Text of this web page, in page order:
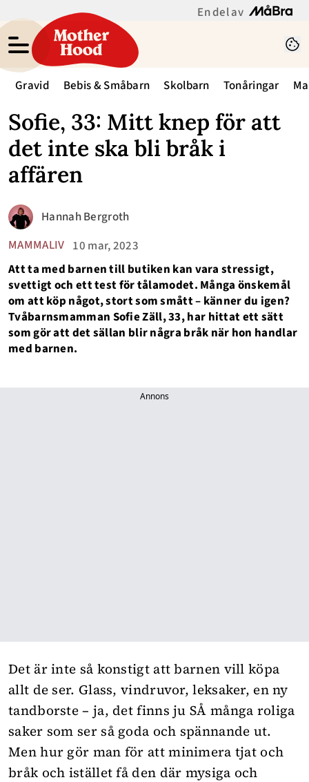
En del av
Gravid Bebis & Småbarn Skolbarn Tonåringar
Sofie, 33: Mitt knep för att
det inte ska bli bråk i
affären
MAMMALIV 10 mar, 2023
Hannah Bergroth
Att ta med barnen till butiken kan vara stressigt,
svettigt och ett test för tålamodet. Många önskemål
om att köp något, stort som smått – känner du igen?
Tvåbarnsmamman Sofie Zäll, 33, har hittat ett sätt
som gör att det sällan blir några bråk när hon handlar
med barnen.
Annons
Det är inte så konstigt attbarnen vill köpa
allt de ser. Glass, vindruvor, leksaker, en ny
tandborste – ja, det finns ju SÅ många roliga
saker som ser så goda och spännande ut.
Men hur gör man för att minimera tjat och
bråk och istället få den där mysiga och